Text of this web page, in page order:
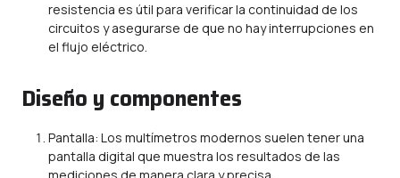
resistencia es útil para verificar la continuidad de los
circuitos y asegurarse de que no hay interrupciones en
el flujo eléctrico.
Diseño y componentes
Pantalla: Los multímetros modernos suelen tener una
pantalla digital que muestra los resultados de las